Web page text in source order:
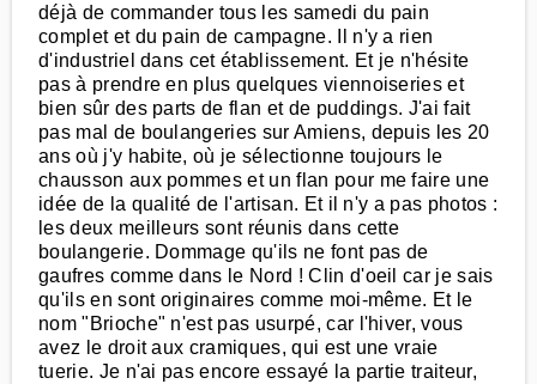
déjà de commander tous les samedi du pain
complet et du pain de campagne. Il n'y a rien
d'industriel dans cet établissement. Et je n'hésite
pas à prendre en plus quelques viennoiseries et
bien sûr des parts de flan et de puddings. J'ai fait
pas mal de boulangeries sur Amiens, depuis les 20
ans où j'y habite, où je sélectionne toujours le
chausson aux pommes et un flan pour me faire une
idée de la qualité de l'artisan. Et il n'y a pas photos :
les deux meilleurs sont réunis dans cette
boulangerie. Dommage qu'ils ne font pas de
gaufres comme dans le Nord ! Clin d'oeil car je sais
qu'ils en sont originaires comme moi-même. Et le
nom "Brioche" n'est pas usurpé, car l'hiver, vous
avez le droit aux cramiques, qui est une vraie
tuerie. Je n'ai pas encore essayé la partie traiteur,